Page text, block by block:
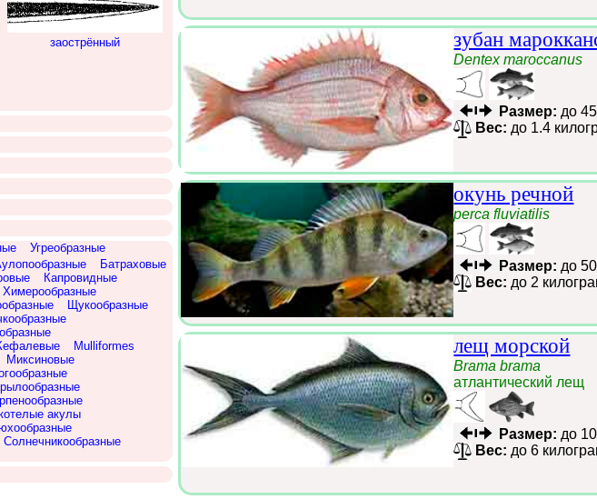
заострённый
Угреобразные
Батраховые
Капровидные
Химерообразные
Щукообразные
Mulliformes
Миксиновые
акулы
Солнечникообразные
зубан
Dentex maroccanus
Размер: до
Вес: до 1.4
окунь речной
perca fluviatilis
Размер: до
Вес: до 2
лещ морской
Brama brama
атлантический лещ
Размер: до
Вес: до 6